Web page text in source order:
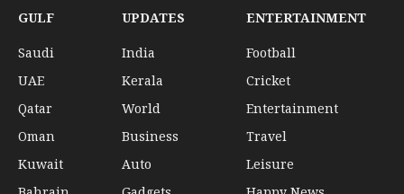
GULF
Saudi
UAE
Qatar
Oman
Kuwait
UPDATES
India
Kerala
World
Business
Auto
ENTERTAINMENT
Football
Cricket
Entertainment
Travel
Leisure